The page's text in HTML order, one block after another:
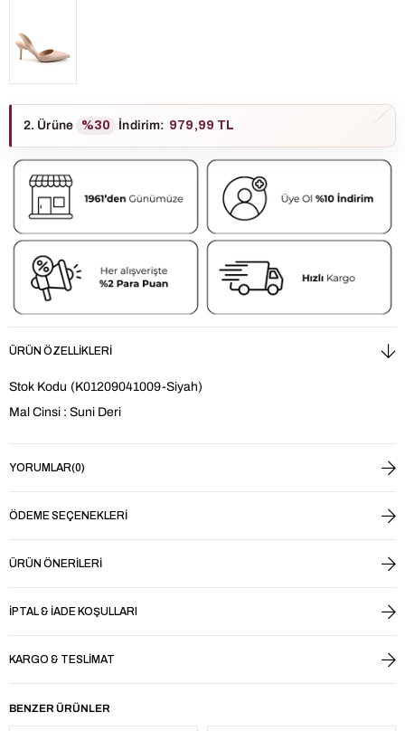
2. Ürüne %30 İndirim: 979,99 TL
ÜRÜN ÖZELLIKLERI
Stok Kodu (K01209041009-Siyah)
Mal Cinsi : Suni Deri
YORUMLAR(0)
ÖDEME SEÇENEKLERI
ÜRÜN ÖNERILERI
İPTAL & İADE KOŞULLARI
KARGO & TESLIMAT
BENZER ÜRÜNLER